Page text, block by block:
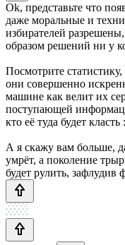
Ok, представьте что
даже моральные и
избирателей
образом решений ни у
Посмотрите
они совершенно
машине как велит их
поступающей
кто её туда будет класть
А я скажу вам больше,
умрёт, а поколение
будет рулить,